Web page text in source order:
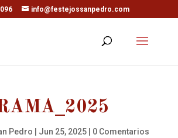
info@festejossanpedro.com
Pedro Jun 25, 2025| 0 Comentarios